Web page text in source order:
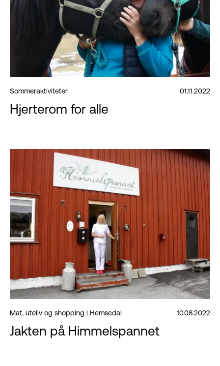
Sommeraktiviteter 01.11.2022
Hjerterom for alle
Mat, uteliv og shopping i Hemsedal 10.08.2022
Jakten på Himmelspannet